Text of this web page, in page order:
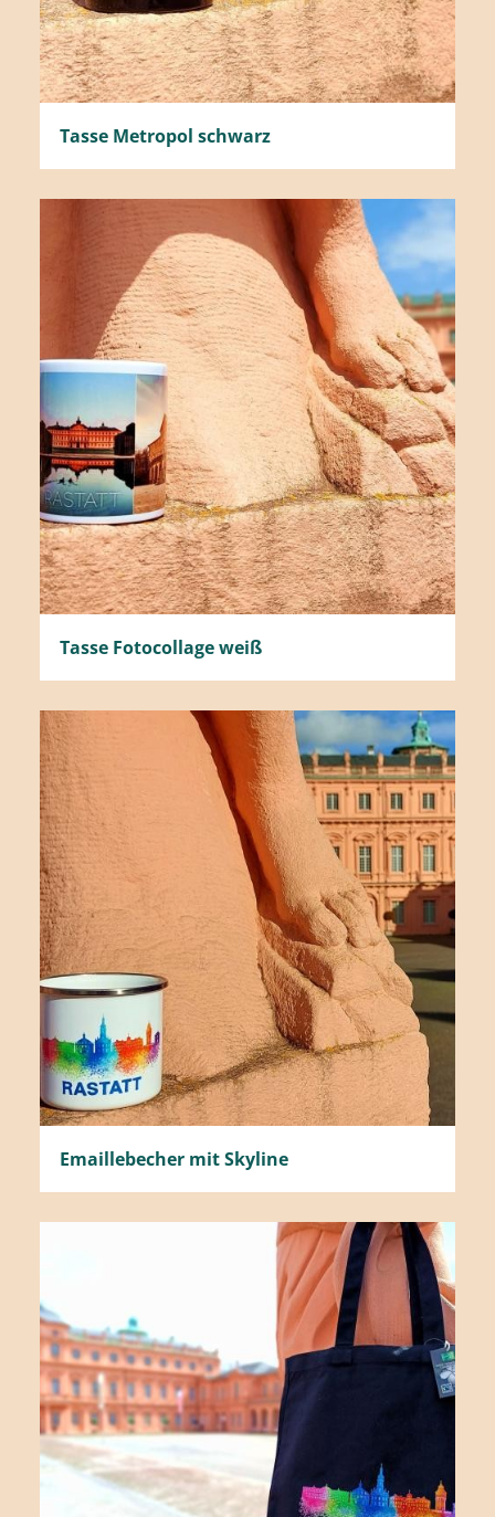
Tasse Metropol schwarz
Tasse Fotocollage weiß
Emaillebecher mit Skyline